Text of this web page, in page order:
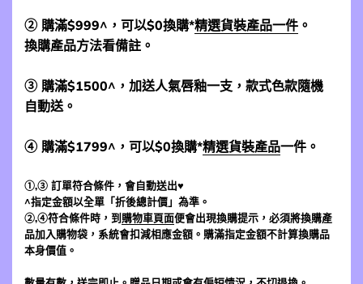
② 購滿$999^，可以$0換購*精選貨裝產品一件 。
換購產品方法看備註。
③ 購滿$1500^，加送人氣唇釉一支，款式色款隨機
自動送。
④ 購滿$1799^，可以$0換購*精選貨裝產品一件。
①,③ 訂單符合條件，會自動送出♥
^指定金額以全單「折後總計價」為準。
②,④符合條件時，到 購物車頁面便會出現換購提示，必須將換購產
品加入購物袋，系統會扣減相應金額。購滿指定金額不計算換購品
本身價值。